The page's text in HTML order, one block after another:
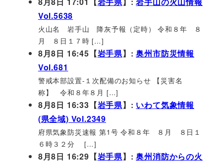
Vol.5638
火山名 岩手山 降灰予報（定時） 令和８年 ８
月 ８日１７時 […]
8月8日 16:45【岩手県】:奥州市防災情報
Vol.681
警戒本部設置-１次配備のお知らせ 【災害名
称】 令和８年８月 […]
8月8日 16:33【岩手県】: いわて気象情報
(県全域) Vol.2349
府県気象防災速報 第1号 令和８年 ８月 ８日１
６時３２分 […]
8月8日 16:29【岩手県】:奥州消防からの火